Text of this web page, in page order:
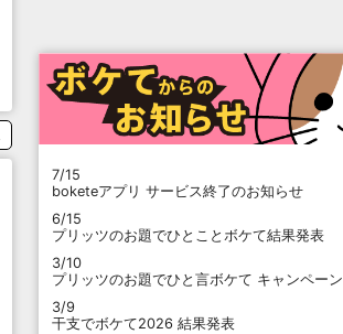
7/15
boketeアプリ サービス終了のお知らせ
6/15
プリッツのお題でひとことボケて結果発表
3/10
プリッツのお題でひと言ボケて キャンペーン
3/9
干支でボケて2026 結果発表